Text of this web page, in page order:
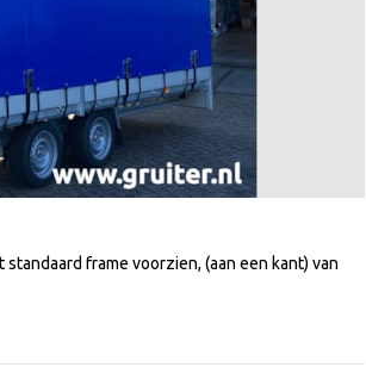
frame voorzien, (aan een kant) van